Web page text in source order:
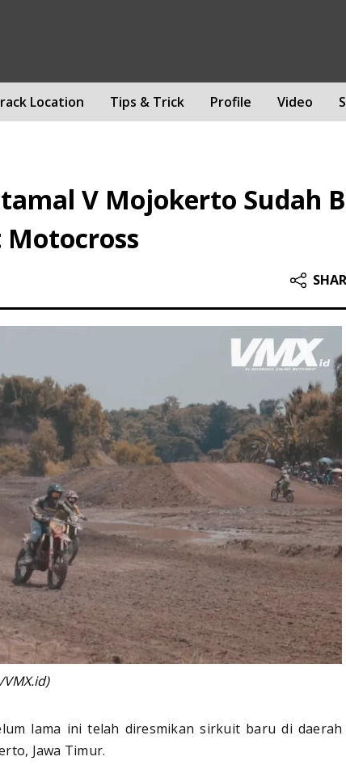
Location Tips & Trick Profile Video
V Mojokerto Sudah
Motocross
lama ini telah diresmikan sirkuit baru di daerah
Jawa Timur.